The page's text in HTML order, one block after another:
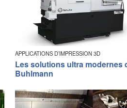
APPLICATIONS D’IMPRESSION 3D
Les solutions ultra modernes
Buhlmann